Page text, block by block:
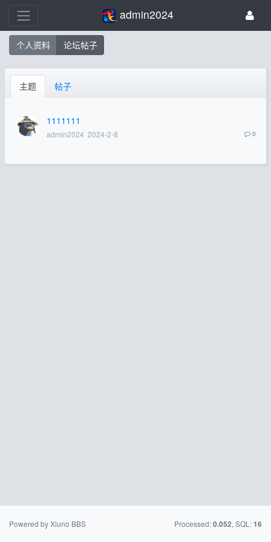
admin2024
个人资料 论坛帖子
主题 帖子
1111111
admin2024 2024-2-8 0
Powered by Xiuno BBS Processed:0.052, SQL:16